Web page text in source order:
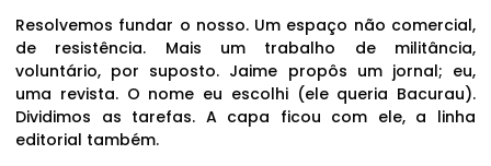
Resolvemos fundar o nosso. Um espaço não comercial,
de resistência. Mais um trabalho de militância,
voluntário, por suposto. Jaime propôs um jornal; eu,
uma revista. O nome eu escolhi (ele queria Bacurau).
Dividimos as tarefas. A capa ficou com ele, a linha
editorial também.